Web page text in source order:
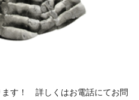
す！ 詳しくはお電話にてお問